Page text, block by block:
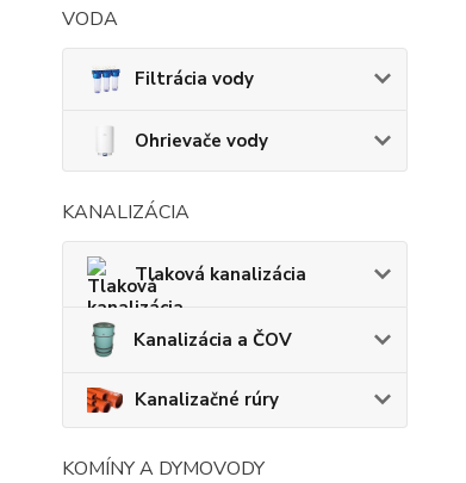
VODA
Filtrácia vody
Ohrievače vody
KANALIZÁCIA
Tlaková kanalizácia
Kanalizácia a ČOV
Kanalizačné rúry
KOMÍNY A DYMOVODY